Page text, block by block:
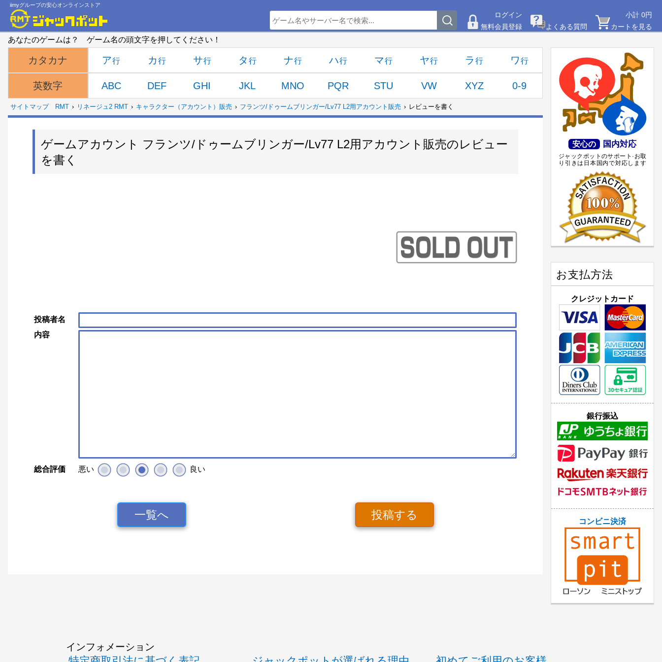
iimyグループの安心オンラインストア
ログイン
無料会員登録
よくある質問
小計 0円
カートを見る
あなたのゲームは？ ゲーム名の頭文字を押してください！
カタカナ
英数字
ア カ サ タ ナ ハ マ ヤ ラ ワ
ABC DEF GHI JKL MNO PQR STU VW XYZ 0-9
サイトマップ RMT リネージュ2 RMT キャラクター（アカウント）販売 フランツ/ドゥームブリンガー/Lv77 L2用アカウント販売 レビューを書く
ゲームアカウント フランツ/ドゥームブリンガー/Lv77 L2用アカウント販売のレビュー
を書く
投稿者名
内容
総合評価 悪い 良い
一覧へ 投稿する
安心の 国内対応
ジャックポットのサポート·お取
り引きは日本国内で対応します
お支払方法
クレジットカード
銀行振込
コンビニ決済
インフォメーション